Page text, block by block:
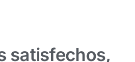
satisfechos,